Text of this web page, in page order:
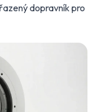
dopravník pro